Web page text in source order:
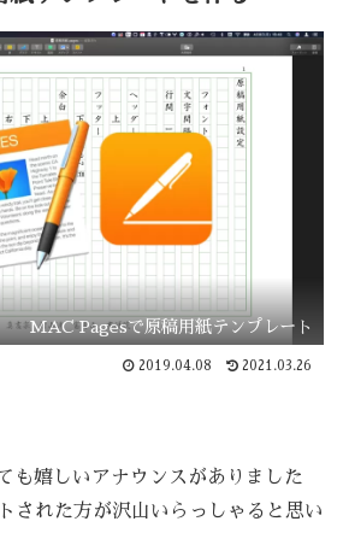
MAC Pagesで原稿用紙テンプレート
2019.04.08 2021.03.26
も嬉しいアナウンスがありました
された方が沢山いらっしゃると思い